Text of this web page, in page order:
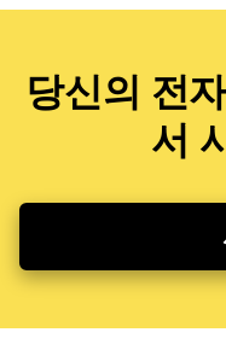
당신의 전
서